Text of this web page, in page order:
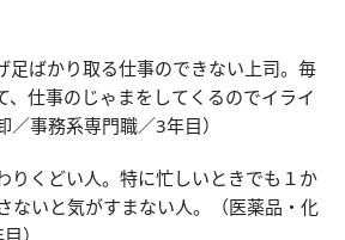
足ばかり取る仕事のできない上司。毎
、仕事のじゃまをしてくるのでイライ
／事務系専門職／3年目）
りくどい人。特に忙しいときでも１か
ないと気がすまない人。（医薬品・化
）